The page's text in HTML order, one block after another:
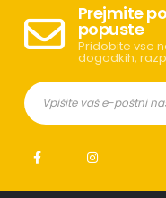
Prejmite
popuste
Pridobite vse
dogodkih,